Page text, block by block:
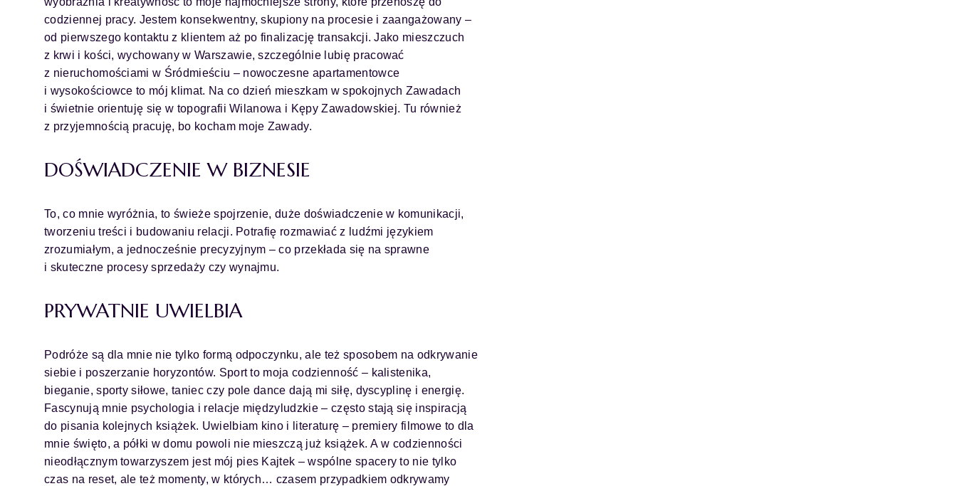
codziennej pracy. Jestem konsekwentny, skupiony na procesie i zaangażowany –
od pierwszego kontaktu z klientem aż po finalizację transakcji. Jako mieszczuch
z krwi i kości, wychowany w Warszawie, szczególnie lubię pracować
z nieruchomościami w Śródmieściu – nowoczesne apartamentowce
i wysokościowce to mój klimat. Na co dzień mieszkam w spokojnych Zawadach
i świetnie orientuję się w topografii Wilanowa i Kępy Zawadowskiej. Tu również
z przyjemnością pracuję, bo kocham moje Zawady.
DOŚWIADCZENIE W BIZNESIE
To, co mnie wyróżnia, to świeże spojrzenie, duże doświadczenie w komunikacji,
tworzeniu treści i budowaniu relacji. Potrafię rozmawiać z ludźmi językiem
zrozumiałym, a jednocześnie precyzyjnym – co przekłada się na sprawne
i skuteczne procesy sprzedaży czy wynajmu.
PRYWATNIE UWIELBIA
Podróże są dla mnie nie tylko formą odpoczynku, ale też sposobem na odkrywanie
siebie i poszerzanie horyzontów. Sport to moja codzienność – kalistenika,
bieganie, sporty siłowe, taniec czy pole dance dają mi siłę, dyscyplinę i energię.
Fascynują mnie psychologia i relacje międzyludzkie – często stają się inspiracją
do pisania kolejnych książek. Uwielbiam kino i literaturę – premiery filmowe to dla
mnie święto, a półki w domu powoli nie mieszczą już książek. A w codzienności
nieodłącznym towarzyszem jest mój pies Kajtek – wspólne spacery to nie tylko
czas na reset, ale też momenty, w których… czasem przypadkiem odkrywamy